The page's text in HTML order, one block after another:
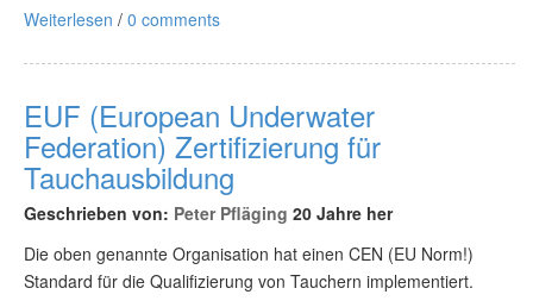
Weiterlesen / 0 comments
EUF (European Underwater
Federation) Zertifizierung für
Tauchausbildung
Geschrieben von: Peter Pfläging 20 Jahre her
Die oben genannte Organisation hat einen CEN (EU Norm!)
Standard für die Qualifizierung von Tauchern implementiert.